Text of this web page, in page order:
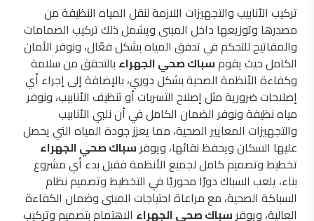
تركيب الأنابيب والتجهيزات اللازمة لنقل المياه النظيفة من
مصدرها وتوزيعها داخل المبنى ويشمل ذلك تركيب الصمامات
والمفاتيح للتحكم في تدفق المياه بشكل فعّال، ونوفر الأمان
الكامل حيث يقومسباك صحي الجهراء بالتحقق من سلامة
وكفاءة الأنظمة الصحية بشكل دوري، بالإضافة إلى إجراء أي
إصلاحات ضرورية مثل إصلاح التسربات أو تنظيف الأنابيب، ونوفر
مياه نظيفة ونوفر الضمان الكامل في أن نلبي الأنابيب
والتجهيزات المعايير الصحية، مما يعزز جودة المياه التي يحصل
عليها السكان ويحفظ نقائها، ويوفر سباك صحي الجهراء
تخطيط وتصميم كامل لجميع الأنظمة فقبل بدء أي مشروع
بناء، يلعب السباك دورًا محوريًا في التخطيط وتصميم نظام
السباكة الصحية، مع مراعاة احتياجات المبنى وضمان الكفاءة
العالية، ويوفر سباك صحي الجهراء الاهتمام بتصميم وتركيب